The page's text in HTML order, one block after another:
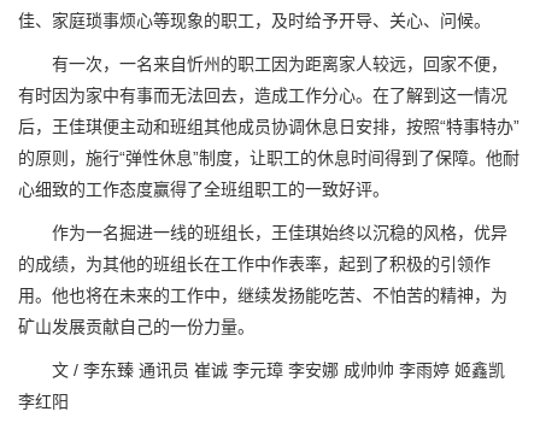
佳、家庭琐事烦心等现象的职工，及时给予开导、关心、问候。
有一次，一名来自忻州的职工因为距离家人较远，回家不便，
有时因为家中有事而无法回去，造成工作分心。在了解到这一情况
后，王佳琪便主动和班组其他成员协调休息日安排，按照“特事特办”
的原则，施行“弹性休息”制度，让职工的休息时间得到了保障。他耐
心细致的工作态度赢得了全班组职工的一致好评。
作为一名掘进一线的班组长，王佳琪始终以沉稳的风格，优异
的成绩，为其他的班组长在工作中作表率，起到了积极的引领作
用。他也将在未来的工作中，继续发扬能吃苦、不怕苦的精神，为
矿山发展贡献自己的一份力量。
文 / 李东臻 通讯员 崔诚 李元璋 李安娜 成帅帅 李雨婷 姬鑫凯
李红阳